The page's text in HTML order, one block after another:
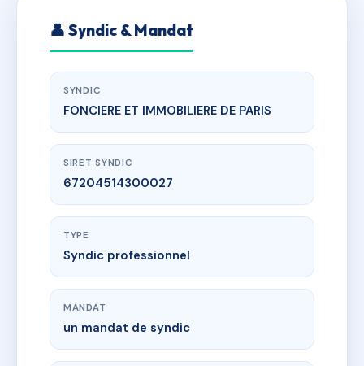
👤 Syndic & Mandat
SYNDIC
FONCIERE ET IMMOBILIERE DE PARIS
SIRET SYNDIC
67204514300027
TYPE
Syndic professionnel
MANDAT
un mandat de syndic